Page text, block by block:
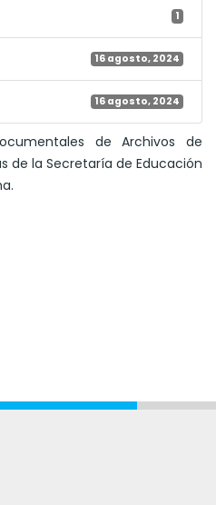
1
16 agosto, 2024
16 agosto, 2024
de Archivos de
de la Secretaría de Educación